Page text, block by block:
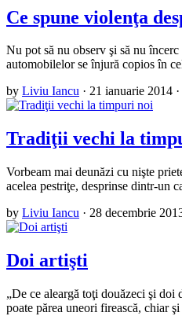
Ce spune violenţa
Nu pot să nu observ şi să nu
automobilelor se înjură copios în
by Liviu Iancu · 21 ianuarie 2014 ·
Tradiţii vechi la
Vorbeam mai deunăzi cu nişte
acelea pestriţe, desprinse dintr-un
by Liviu Iancu · 28 decembrie
Doi artişti
„De ce aleargă toţi douăzeci şi doi
poate părea uneori firească, chiar